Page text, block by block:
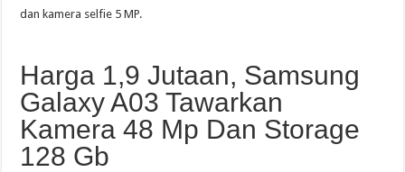
dan kamera selfie 5 MP.
Harga 1,9 Jutaan, Samsung
Galaxy A03 Tawarkan
Kamera 48 Mp Dan Storage
128 Gb